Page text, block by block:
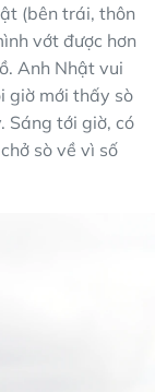
(bên trái, thôn
vớt được hơn
Anh Nhật vui
giờ mới thấy sò
Sáng tới giờ, có
sò về vì số